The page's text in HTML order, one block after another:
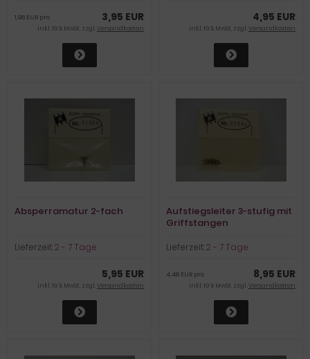
3,95 EUR
1,98 EUR pro
inkl. 19 % MwSt. zzgl.Versandkosten
4,95 EUR
inkl. 19 % MwSt. zzgl.Versandkosten
Absperramatur 2-fach
Lieferzeit:2 - 7 Tage
5,95 EUR
inkl. 19 % MwSt. zzgl.Versandkosten
Aufstiegsleiter 3-stufig mit
Griffstangen
Lieferzeit:2 - 7 Tage
8,95 EUR
4,48 EUR pro
inkl. 19 % MwSt. zzgl.Versandkosten